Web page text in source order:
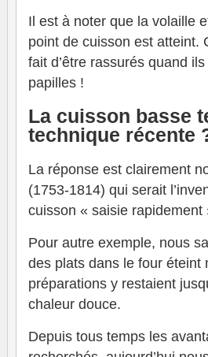
Il est à noter que la volaille
point de cuisson est atteint.
fait d’être rassurés quand
papilles !
La cuisson basse
technique récente
La réponse est clairement
(1753-1814) qui serait
cuisson « saisie
Pour autre exemple, nous
des plats dans le four
préparations y restaient
chaleur douce.
Depuis tous temps les